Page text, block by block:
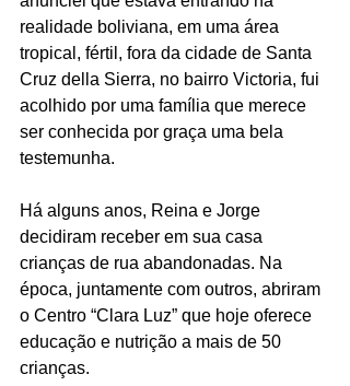
realidade boliviana, em uma área
tropical, fértil, fora da cidade de Santa
Cruz della Sierra, no bairro Victoria, fui
acolhido por uma família que merece
ser conhecida por graça uma bela
testemunha.
Há alguns anos, Reina e Jorge
decidiram receber em sua casa
crianças de rua abandonadas. Na
época, juntamente com outros, abriram
o Centro “Clara Luz” que hoje oferece
educação e nutrição a mais de 50
crianças.